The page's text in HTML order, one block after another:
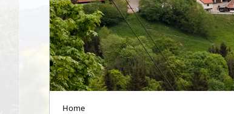
Home